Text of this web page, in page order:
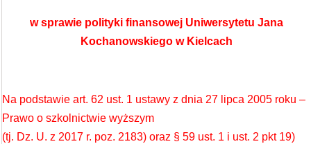
w sprawie polityki finansowej Uniwersytetu Jana
Kochanowskiego w Kielcach
Na podstawie art. 62 ust. 1 ustawy z dnia 27 lipca 2005 roku –
Prawo o szkolnictwie wyższym
(tj. Dz. U. z 2017 r. poz. 2183) oraz § 59 ust. 1 i ust. 2 pkt 19)